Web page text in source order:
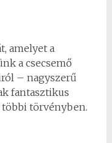
amelyet a
a csecsemő
– nagyszerű
fantasztikus
törvényben.